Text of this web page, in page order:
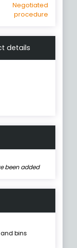
Negotiated
procedure
details
been added
bins